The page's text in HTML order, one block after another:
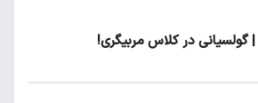
در کلاس مربیگری!